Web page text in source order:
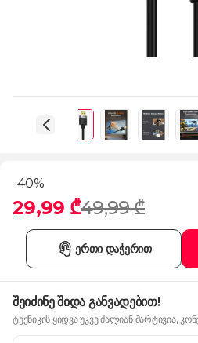
-40%
29,99 ₾49,99 ₾
ერთი დაჭერით
შეიძინე შიდა განვადებით!
ტექნიკის ყიდვა უკვე ძალიან მარტივია,